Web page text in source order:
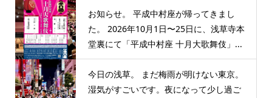
お知らせ。 平成中村座が帰ってきまし
た。 2026年10月1日〜25日に、浅草寺本
堂裏にて「平成中村座 十月大歌舞伎」...
今日の浅草。 まだ梅雨が明けない東京。
湿気がすごいです。夜になって少し過ご